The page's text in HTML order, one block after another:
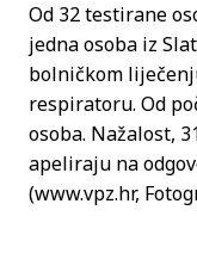
Od 32 testirane
jedna osoba iz
bolničkom
respiratoru. Od
osoba. Nažalost,
apeliraju na
(www.vpz.hr,